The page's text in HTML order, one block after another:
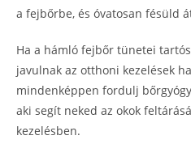
a fejbőrbe, és óvatosan fésüld
Ha a hámló fejbőr tünetei
javulnak az otthoni kezelések
mindenképpen fordulj
aki segít neked az okok
kezelésben.